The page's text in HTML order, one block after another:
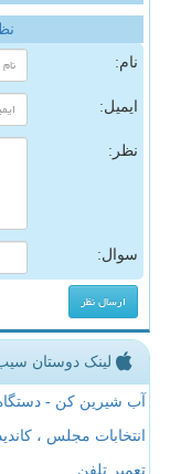
نام:
ایمیل:
نظر:
سوال:
لینک دوستان
آب شیرین کن -
انتخابات مجلس ،
تعمیر تلفن